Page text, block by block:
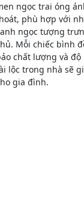
ngọc trai óng
phù hợp với
ngọc tượng
Mỗi chiếc bình
chất lượng và
lộc trong nhà sẽ
gia đình.